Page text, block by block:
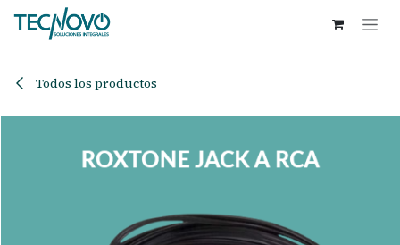
Ir al contenido
Todos los productos